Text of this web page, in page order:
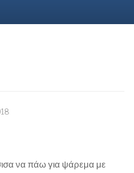
να πάω για ψάρεμα με